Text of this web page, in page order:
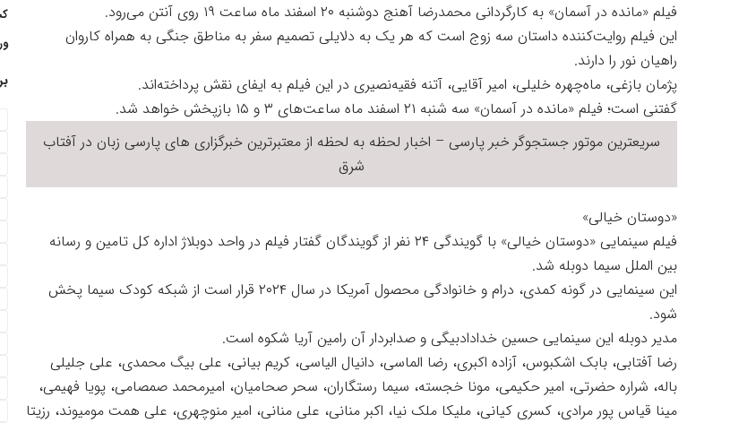
فیلم «مانده در آسمان» به کارگردانی محمدرضا آهنج دوشنبه ۲۰ اسفند ماه ساعت ۱۹ روی آنتن می‌رود.
این فیلم روایت‌کننده داستان سه زوج است که هر یک به دلایلی تصمیم سفر به مناطق جنگی به همراه کاروان
راهیان نور را دارند.
پژمان بازغی، ماه‌چهره خلیلی، امیر آقایی، آتنه فقیه‌نصیری در این فیلم به ایفای نقش پرداخته‌اند.
گفتنی است؛ فیلم «مانده در آسمان» سه شنبه ۲۱ اسفند ماه ساعت‌های ۳ و ۱۵ بازپخش خواهد شد.
سریعترین موتور جستجوگر خبر پارسی – اخبار لحظه به لحظه از معتبرترین خبرگزاری های پارسی زبان در آفتاب
شرق
«دوستان خیالی»
فیلم سینمایی «دوستان خیالی» با گویندگی ۲۴ نفر از گویندگان گفتار فیلم در واحد دوبلاژ اداره کل تامین و رسانه
بین الملل سیما دوبله شد.
این سینمایی در گونه کمدی، درام و خانوادگی محصول آمریکا در سال ۲۰۲۴ قرار است از شبکه کودک سیما پخش
شود.
مدیر دوبله این سینمایی حسین خدادادبیگی و صدابردار آن رامین آریا شکوه است.
رضا آفتابی، بابک اشکبوس، آزاده اکبری، رضا الماسی، دانیال الیاسی، کریم بیانی، علی بیگ محمدی، علی جلیلی
باله، شراره حضرتی، امیر حکیمی، مونا خجسته، سیما رستگاران، سحر صحامیان، امیرمحمد صمصامی، پویا فهیمی،
مینا قیاس پور مرادی، کسری کیانی، ملیکا ملک نیا، اکبر منانی، علی منانی، امیر منوچهری، علی همت مومیوند، رزیتا